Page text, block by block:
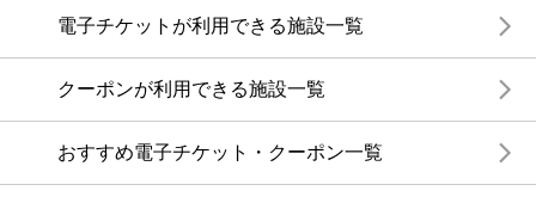
電子チケットが利用できる施設一覧
クーポンが利用できる施設一覧
おすすめ電子チケット・クーポン一覧